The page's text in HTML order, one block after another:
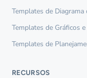
Templates de Diagrama
Templates de Gráficos
Templates de
RECURSOS